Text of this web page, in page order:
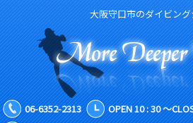
大阪守口市のダイビン
06-6352-2313
OPEN 10 : 30 ～